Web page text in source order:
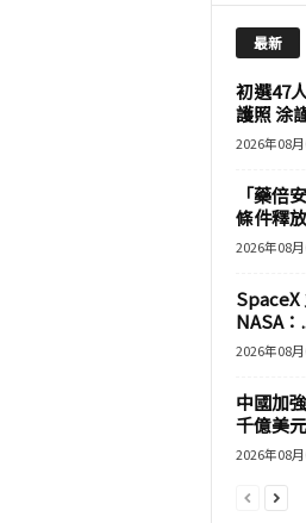
最新
初選47
護照 涂
2026年08
「藥倍
條件釋
2026年08
SpaceX
NASA：
2026年08
中國加
千億美
2026年08